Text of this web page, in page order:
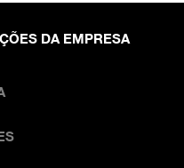
DA EMPRESA